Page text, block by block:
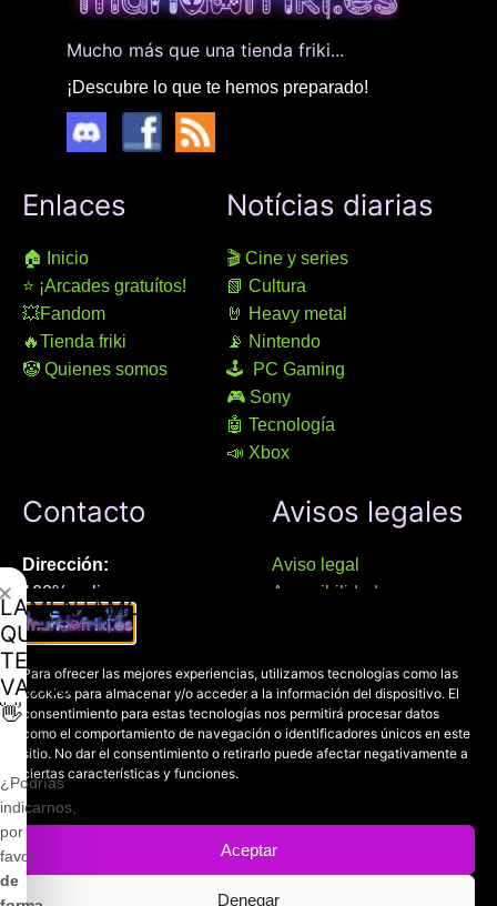
Para ofrecer las mejores experiencias, utilizamos tecnologías como las
cookies para almacenar y/o acceder a la información del dispositivo. El
consentimiento para estas tecnologías nos permitirá procesar datos
como el comportamiento de navegación o identificadores únicos en este
sitio. No dar el consentimiento o retirarlo puede afectar negativamente a
ciertas características y funciones.
Aceptar
Denegar
Mucho más que una tienda friki...
¡Descubre lo que te hemos preparado!
Enlaces
🏠 Inicio
⭐ ¡Arcades gratuítos!
💥Fandom
🔥Tienda friki
🤡 Quienes somos
Notícias diarias
🎬 Cine y series
📗 Cultura
🤘 Heavy metal
📡 Nintendo
🕹 PC Gaming
🎮 Sony
🤖 Tecnología
📣 Xbox
Contacto
Dirección:
100% online
Manresa (08241), Barcelona
Chat Whatsapp (solo texto):
+34 689 800 662
Correo:
contacto@mundofriki.es
Avisos legales
Aviso legal
Accesibilidad
Política de privacidad
Copyright © 2022-2026 Mundofriki.es
LAMENTAMOS
QUE
TE
VAYAS
👋
¿Podrías
indicarnos,
por
favor,
de